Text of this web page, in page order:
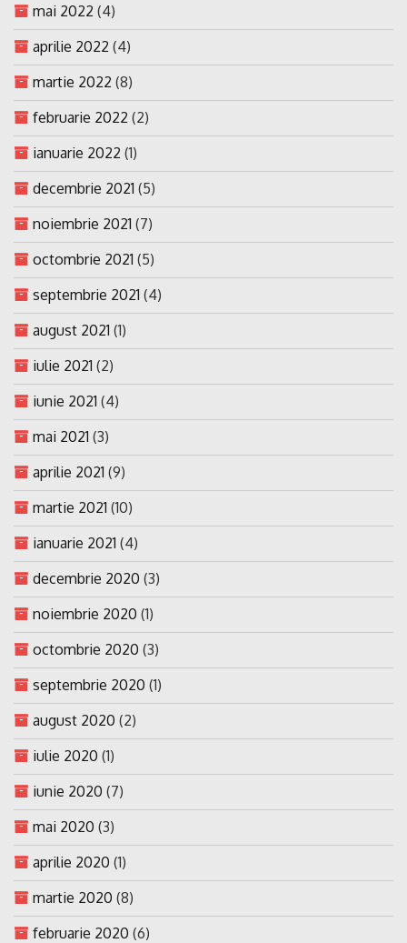
mai 2022 (4)
aprilie 2022 (4)
martie 2022 (8)
februarie 2022 (2)
ianuarie 2022 (1)
decembrie 2021 (5)
noiembrie 2021 (7)
octombrie 2021 (5)
septembrie 2021 (4)
august 2021 (1)
iulie 2021 (2)
iunie 2021 (4)
mai 2021 (3)
aprilie 2021 (9)
martie 2021 (10)
ianuarie 2021 (4)
decembrie 2020 (3)
noiembrie 2020 (1)
octombrie 2020 (3)
septembrie 2020 (1)
august 2020 (2)
iulie 2020 (1)
iunie 2020 (7)
mai 2020 (3)
aprilie 2020 (1)
martie 2020 (8)
februarie 2020 (6)